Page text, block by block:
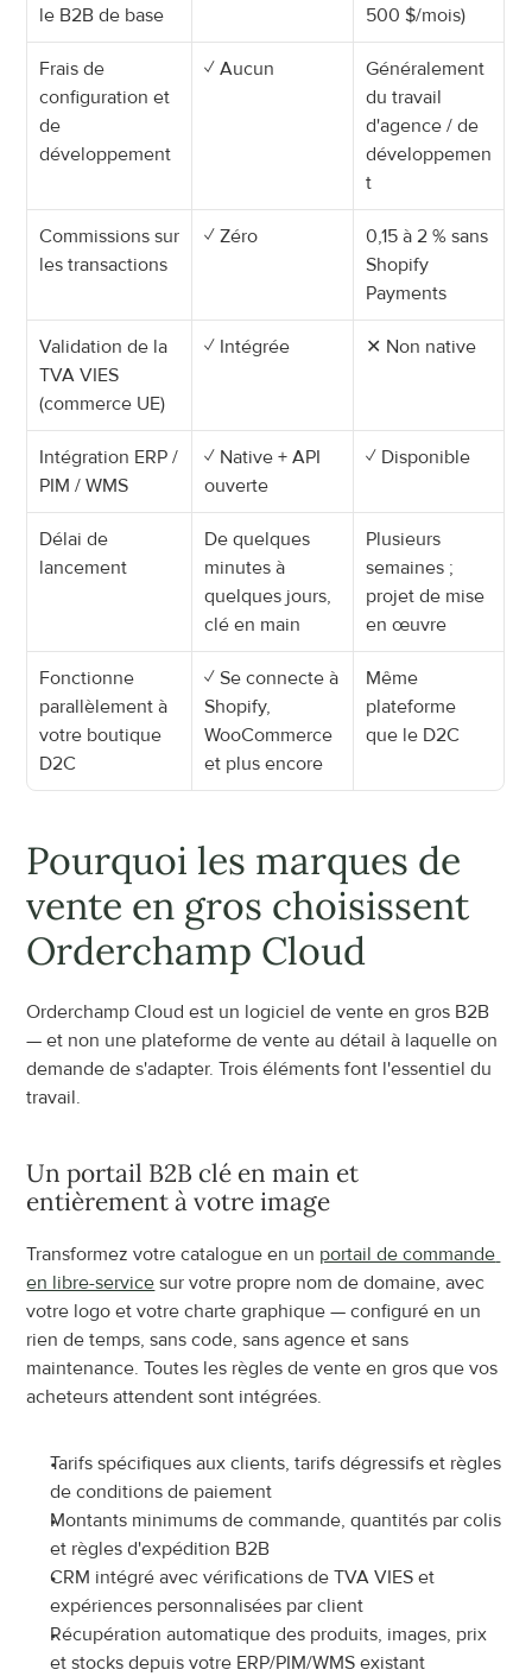
le B2B de base
500 $/mois)
Frais de
configuration et
de
développement
✓ Aucun
Généralement
du travail
d'agence / de
développemen
t
Commissions sur
les transactions
✓ Zéro
0,15 à 2 % sans
Shopify
Payments
Validation de la
TVA VIES
(commerce UE)
✓ Intégrée ✕ Non native
Intégration ERP /
PIM / WMS
✓ Native + API
ouverte
✓ Disponible
Délai de
lancement
De quelques
minutes à
quelques jours,
clé en main
Plusieurs
semaines ;
projet de mise
en œuvre
Fonctionne
parallèlement à
votre boutique
D2C
✓ Se connecte à
Shopify,
WooCommerce
et plus encore
Même
plateforme
que le D2C
Pourquoi les marques de
vente en gros choisissent
Orderchamp Cloud
Orderchamp Cloud est un logiciel de vente en gros B2B
— et non une plateforme de vente au détail à laquelle on
demande de s'adapter. Trois éléments font l'essentiel du
travail.
Un portail B2B clé en main et
entièrement à votre image
Transformez votre catalogue en un portail de commande
en libre-service sur votre propre nom de domaine, avec
votre logo et votre charte graphique — configuré en un
rien de temps, sans code, sans agence et sans
maintenance. Toutes les règles de vente en gros que vos
acheteurs attendent sont intégrées.
Tarifs spécifiques aux clients, tarifs dégressifs et règles
de conditions de paiement
Montants minimums de commande, quantités par colis
et règles d'expédition B2B
CRM intégré avec vérifications de TVA VIES et
expériences personnalisées par client
Récupération automatique des produits, images, prix
et stocks depuis votre ERP/PIM/WMS existant